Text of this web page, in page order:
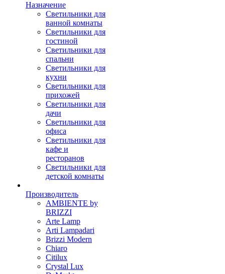
Назначение
Светильники для
ванной комнаты
Светильники для
гостиной
Светильники для
спальни
Светильники для
кухни
Светильники для
прихожей
Светильники для
дачи
Светильники для
офиса
Светильники для
кафе и
ресторанов
Светильники для
детской комнаты
Производитель
AMBIENTE by
BRIZZI
Arte Lamp
Arti Lampadari
Brizzi Modern
Chiaro
Citilux
Crystal Lux